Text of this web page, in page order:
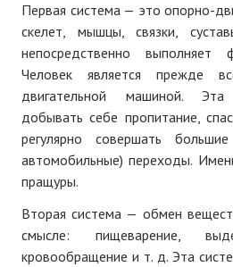
Первая система — это опорно-
скелет, мышцы, связки,
непосредственно выполняет
Человек является прежде
двигательной машиной.
добывать себе пропитание,
регулярно совершать
автомобильные) переходы.
пращуры.
Вторая система — обмен
смысле: пищеварение,
кровообращение и т. д. Эта